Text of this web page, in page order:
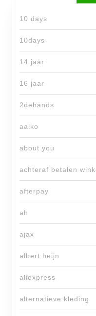
10 days
10days
14 jaar
16 jaar
2dehands
aaiko
about you
achteraf betalen
afterpay
ah
ajax
albert heijn
aliexpress
alternatieve kleding